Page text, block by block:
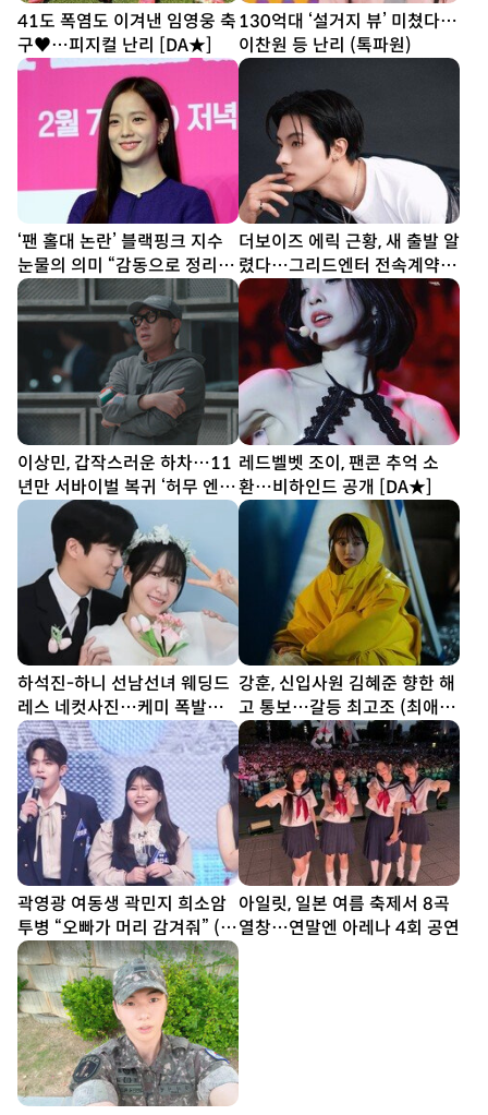
41도 폭염도 이겨낸 임영웅 축
구♥…피지컬 난리 [DA★]
130억대 ‘설거지 뷰’ 미쳤다…
이찬원 등 난리 (톡파원)
‘팬 홀대 논란’ 블랙핑크 지수
눈물의 의미 “감동으로 정리하
고파” [종합]
더보이즈 에릭 근황, 새 출발 알
렸다…그리드엔터 전속계약
[공식]
이상민, 갑작스러운 하차…11
년만 서바이벌 복귀 ‘허무 엔
딩’
레드벨벳 조이, 팬콘 추억 소
환…비하인드 공개 [DA★]
하석진-하니 선남선녀 웨딩드
레스 네컷사진…케미 폭발
[DA★]
강훈, 신입사원 김혜준 향한 해
고 통보…갈등 최고조 (최애의
사원)
곽영광 여동생 곽민지 희소암
투병 “오빠가 머리 감겨줘” (전
설의 사내)
아일릿, 일본 여름 축제서 8곡
열창…연말엔 아레나 4회 공연